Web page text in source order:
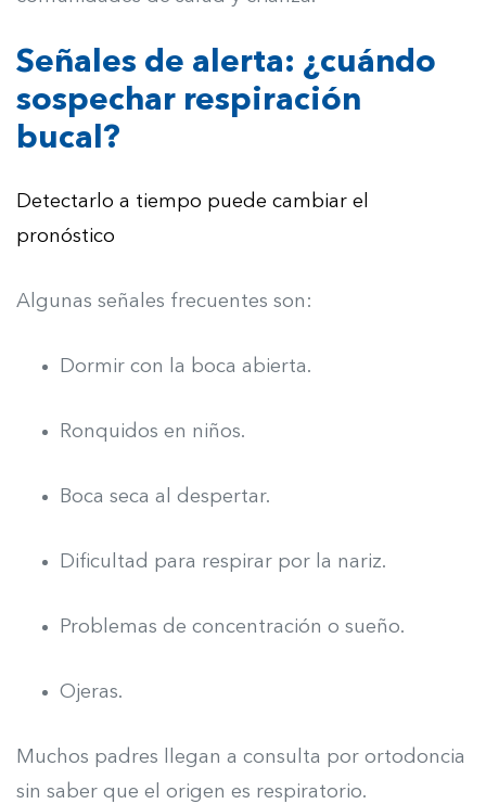
Señales de alerta: ¿cuándo
sospechar respiración
bucal?
Detectarlo a tiempo puede cambiar el
pronóstico
Algunas señales frecuentes son:
Dormir con la boca abierta.
Ronquidos en niños.
Boca seca al despertar.
Dificultad para respirar por la nariz.
Problemas de concentración o sueño.
Ojeras.
Muchos padres llegan a consulta por ortodoncia
sin saber que el origen es respiratorio.